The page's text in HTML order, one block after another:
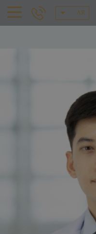
AR